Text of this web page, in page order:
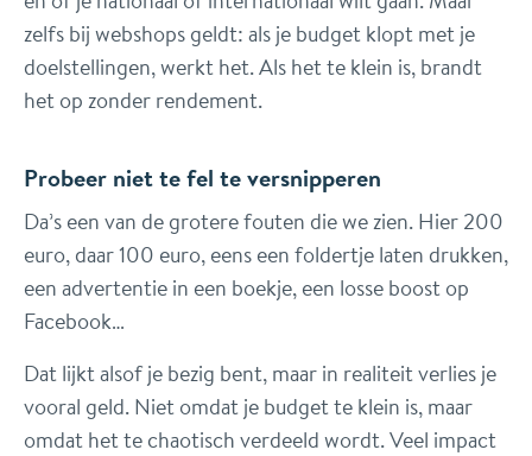
zelfs bij webshops geldt: als je budget klopt met je
doelstellingen, werkt het. Als het te klein is, brandt
het op zonder rendement.
Probeer niet te fel te versnipperen
Da’s een van de grotere fouten die we zien. Hier 200
euro, daar 100 euro, eens een foldertje laten drukken,
een advertentie in een boekje, een losse boost op
Facebook…
Dat lijkt alsof je bezig bent, maar in realiteit verlies je
vooral geld. Niet omdat je budget te klein is, maar
omdat het te chaotisch verdeeld wordt. Veel impact